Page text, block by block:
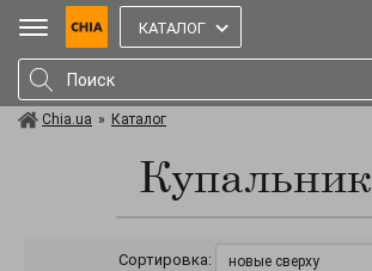
КАТАЛОГ
Chia.ua » Каталог
Сортировка: новые сверху